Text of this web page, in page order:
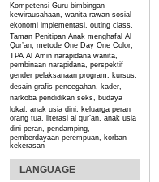
Kompetensi Guru bimbingan
kewirausahaan, wanita rawan sosial
ekonomi implementasi, outing class,
Taman Penitipan Anak menghafal Al
Qur’an, metode One Day One Color,
TPA Al Amin narapidana wanita,
pembinaan narapidana, perspektif
gender pelaksanaan program, kursus,
desain grafis pencegahan, kader,
narkoba pendidikan seks, budaya
lokal, anak usia dini, keluarga peran
orang tua, literasi al qur’an, anak usia
dini peran, pendamping,
pemberdayaan perempuan, korban
kekerasan
LANGUAGE